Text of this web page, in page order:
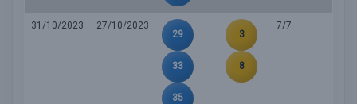
31/10/2023
27/10/2023
29
33
35
3
8
7/7